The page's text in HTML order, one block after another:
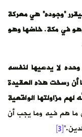
“وجوده” هيمعركة
في مكة.خاضها وهو
لا يدعيها لنفسه
أن رسخت هذه العقيدة
مزاولتها الواقعية
ما هم فيه وما يجب أن
[3]